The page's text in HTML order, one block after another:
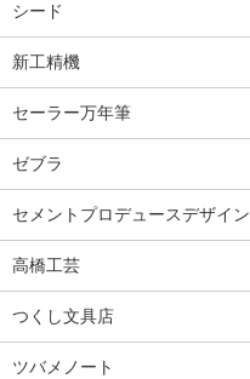
シード
新工精機
セーラー万年筆
ゼブラ
セメントプロデュースデザイン
高橋工芸
つくし文具店
ツバメノート